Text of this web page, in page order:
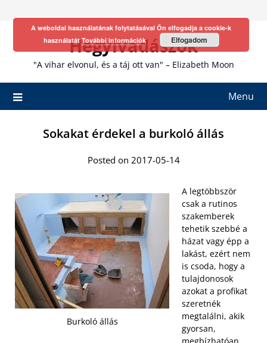
Hegyivadászok
"A vihar elvonul, és a táj ott van" – Elizabeth Moon
Menu
Sokakat érdekel a burkoló állás
Posted on 2017-05-14
Burkoló állás
A legtöbbször
csak a rutinos
szakemberek
tehetik szebbé a
házat vagy épp a
lakást, ezért nem
is csoda, hogy a
tulajdonosok
azokat a profikat
szeretnék
megtalálni, akik
gyorsan,
A weboldal használatának folytatásával Ön elfogadja a cookie-k
használatátTovábbi információk Elfogadom